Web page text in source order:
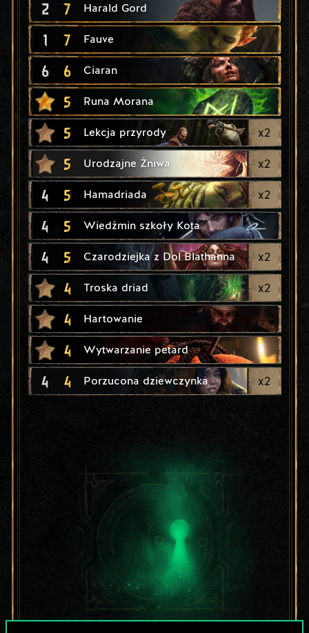
2 7 Harald Gord
1 7 Fauve
6 6 Ciaran
5 Runa Morana
5 Lekcja przyrody x2
5 Urodzajne Żniwa x2
4 5 Hamadriada x2
4 5 Wiedźmin szkoły Kota
4 5 Czarodziejka z Dol Blathanna x2
4 Troska driad x2
4 Hartowanie
4 Wytwarzanie petard
4 4 Porzucona dziewczynka x2